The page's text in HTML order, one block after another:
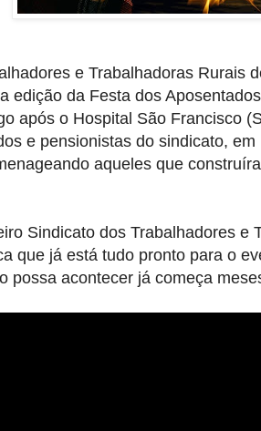
e Trabalhadoras Rurais
edição da Festa dos
após o Hospital São Francisco
e pensionistas do sindicato,
aqueles que
Sindicato dos Trabalhadores e
que já está tudo pronto para o
possa acontecer já começa